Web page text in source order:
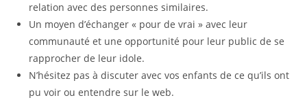
relation avec des personnes similaires.
Un moyen d’échanger « pour de vrai » avec leur
communauté et une opportunité pour leur public de se
rapprocher de leur idole.
N’hésitez pas à discuter avec vos enfants de ce qu’ils ont
pu voir ou entendre sur le web.